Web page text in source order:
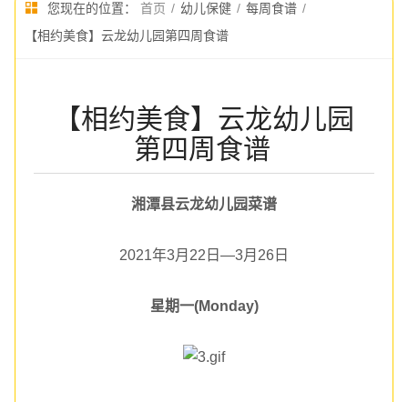
您现在的位置： 首页 / 幼儿保健 / 每周食谱 /
【相约美食】云龙幼儿园第四周食谱
【相约美食】云龙幼儿园
第四周食谱
湘潭县云龙幼儿园菜谱
2021年3月22日—3月26日
星期一(Monday)